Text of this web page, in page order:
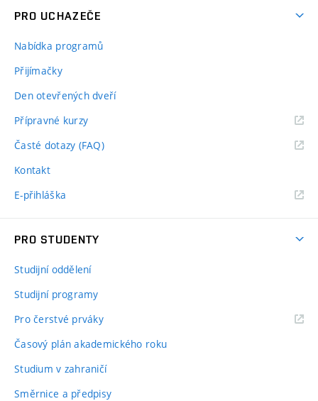
PRO UCHAZEČE
Nabídka programů
Přijímačky
Den otevřených dveří
Přípravné kurzy
Časté dotazy (FAQ)
Kontakt
E-přihláška
PRO STUDENTY
Studijní oddělení
Studijní programy
Pro čerstvé prváky
Časový plán akademického roku
Studium v zahraničí
Směrnice a předpisy